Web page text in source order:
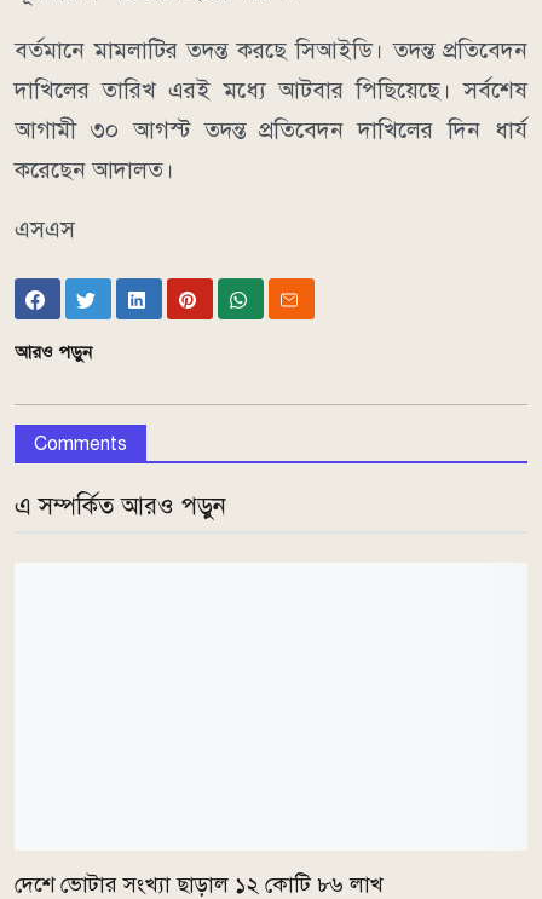
বর্তমানে মামলাটির তদন্ত করছে সিআইডি। তদন্ত প্রতিবেদন
দাখিলের তারিখ এরই মধ্যে আটবার পিছিয়েছে। সর্বশেষ
আগামী ৩০ আগস্ট তদন্ত প্রতিবেদন দাখিলের দিন ধার্য
করেছেন আদালত।
এসএস
আরও পড়ুন
Comments
এ সম্পর্কিত আরও পড়ুন
দেশে ভোটার সংখ্যা ছাড়াল ১২ কোটি ৮৬ লাখ